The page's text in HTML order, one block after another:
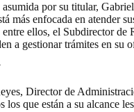
por su titular,
más enfocada en atender
ellos, el Subdirector
a gestionar trámites en su
Director de
que están a su alcance